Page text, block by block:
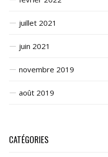
juillet 2021
juin 2021
novembre 2019
août 2019
CATÉGORIES